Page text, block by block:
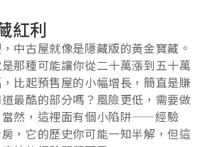
紅利
中古屋就像是隱藏版的黃金寶藏。
那種可能讓你從二十萬漲到五十萬
比起預售屋的小幅增長，簡直是賺
最酷的部分嗎？風險更低，需要做
當然，這裡面有個小陷阱——經驗
，它的歷史你可能一知半解，但這